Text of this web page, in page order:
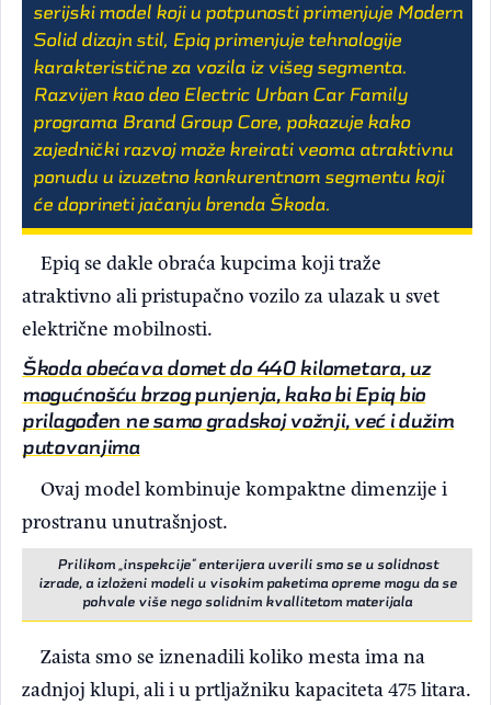
serijski model koji u potpunosti primenjuje Modern
Solid dizajn stil, Epiq primenjuje tehnologije
karakteristične za vozila iz višeg segmenta.
Razvijen kao deo Electric Urban Car Family
programa Brand Group Core, pokazuje kako
zajednički razvoj može kreirati veoma atraktivnu
ponudu u izuzetno konkurentnom segmentu koji
će doprineti jačanju brenda Škoda.
Epiq se dakle obraća kupcima koji traže
atraktivno ali pristupačno vozilo za ulazak u svet
električne mobilnosti.
Škoda obećava domet do 440 kilometara, uz
mogućnošću brzog punjenja, kako bi Epiq bio
prilagođen ne samo gradskoj vožnji, već i dužim
putovanjima
Ovaj model kombinuje kompaktne dimenzije i
prostranu unutrašnjost.
Prilikom „inspekcije“ enterijera uverili smo se u solidnost
izrade, a izloženi modeli u visokim paketima opreme mogu da se
pohvale više nego solidnim kvallitetom materijala
Zaista smo se iznenadili koliko mesta ima na
zadnjoj klupi, ali i u prtljažniku kapaciteta 475 litara.